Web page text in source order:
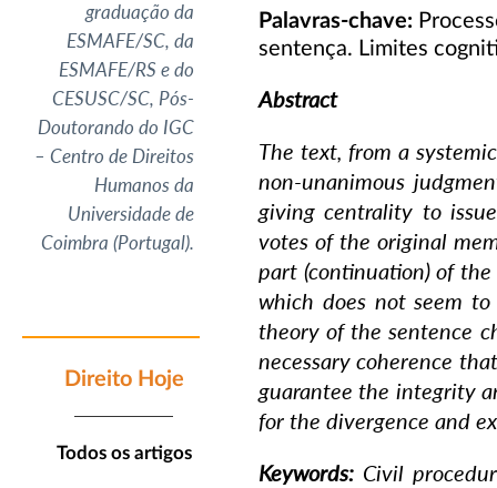
graduação da
ESMAFE/SC, da
ESMAFE/RS e do
CESUSC/SC, Pós-
Doutorando do IGC
– Centro de Direitos
Humanos da
Universidade de
Coimbra (Portugal).
Direito Hoje
Todos os artigos
Palavras-chave:
sentença. Limites
Abstract
The text, from a
non-unanimous
giving centrality to
votes of the original
part (continuation) of
which does not seem
theory of the sentence
necessary coherence
guarantee the integrity
for the divergence and
Keywords: Civil